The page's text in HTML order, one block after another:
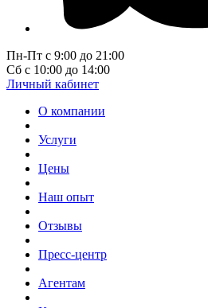
Пн-Пт с 9:00 до 21:00
Сб с 10:00 до 14:00
Личный кабинет
О компании
Услуги
Цены
Наш опыт
Отзывы
Пресс-центр
Агентам